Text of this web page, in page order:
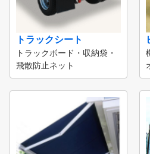
トラックシート
トラックボード・収納袋・
飛散防止ネット